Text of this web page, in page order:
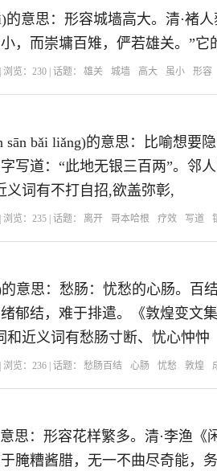
的意思：形容城墙高大。清·褚
，而崇墉百雉，俨若雄关。”它
| 浏览： 230 | 话题： 雄关 城墙 高大 虽小 形容
bǎi liǎng)的意思：比喻想要
写道：“此地无银三百两”。邻
义词有不打自招,欲盖弥彰,
| 浏览： 235 | 话题： 离开 哥本哈根 疗效 写道
两
的意思：愁肠：忧愁的心肠。
郁结，难于排遣。《敦煌变文
和近义词有愁肠寸断、忧心忡忡
| 浏览： 236 | 话题： 愁肠百结 心肠 忧愁 敦煌
思：形容花样繁多。清·李渔《
腌糟酱腊，无一不曲尽奇能，